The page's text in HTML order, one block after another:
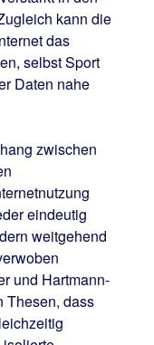
kann die
das
selbst Sport
Daten nahe
zwischen
eindeutig
weitgehend
und Hartmann-
Thesen, dass